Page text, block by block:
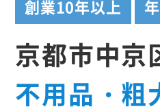
創業10年以上
京都市中京
不用品・粗